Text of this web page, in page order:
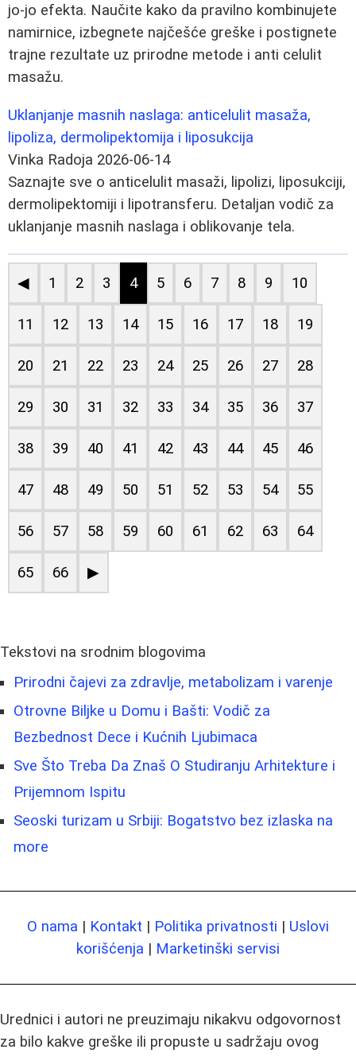
jo-jo efekta. Naučite kako da pravilno kombinujete
namirnice, izbegnete najčešće greške i postignete
trajne rezultate uz prirodne metode i anti celulit
masažu.
Uklanjanje masnih naslaga: anticelulit masaža,
lipoliza, dermolipektomija i liposukcija
Vinka Radoja 2026-06-14
Saznajte sve o anticelulit masaži, lipolizi, liposukciji,
dermolipektomiji i lipotransferu. Detaljan vodič za
uklanjanje masnih naslaga i oblikovanje tela.
◀ 1 2 3 4 5 6 7 8 9 10
11 12 13 14 15 16 17 18 19
20 21 22 23 24 25 26 27 28
29 30 31 32 33 34 35 36 37
38 39 40 41 42 43 44 45 46
47 48 49 50 51 52 53 54 55
56 57 58 59 60 61 62 63 64
65 66 ▶
Tekstovi na srodnim blogovima
Prirodni čajevi za zdravlje, metabolizam i varenje
Otrovne Biljke u Domu i Bašti: Vodič za
Bezbednost Dece i Kućnih Ljubimaca
Sve Što Treba Da Znaš O Studiranju Arhitekture i
Prijemnom Ispitu
Seoski turizam u Srbiji: Bogatstvo bez izlaska na
more
O nama | Kontakt | Politika privatnosti | Uslovi
korišćenja | Marketinški servisi
Urednici i autori ne preuzimaju nikakvu odgovornost
za bilo kakve greške ili propuste u sadržaju ovog